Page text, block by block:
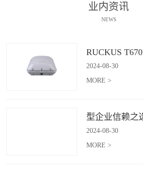
业内资讯
NEWS
2024-08-30
MORE >
2024-08-30
MORE >